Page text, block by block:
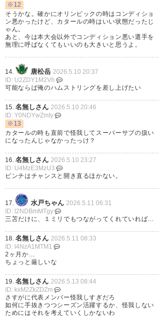
🎥：
@UNEXT_footballpic.twitter.co
m/yUXiHN9Bwk
— GOAL Japan
(@GoalJP_Official)May 10,
2026
846U-名無しさん 2026/05/10(日) 00:44:32 ID:ogMMpk8Y0
>>837
こりゃガチで無理だわ
来季の開幕に間に合うかどうか
854 U-名無しさん2026/05/10(日) 00:45:25 ID:VQ5SFrvm0
>>837
タケがやったときと同じリアクションなんだよな
いたんでそのまま倒れこむ
915 U-名無しさん 2026/05/10(日) 01:28:16 ID:mMWHcI270
相馬呼べよ
849 U-名無しさん 2026/05/10(日) 00:44:44 ID:yAby8V88M
なんで２－０で怪我すんねん・・・
※12
そうかな。確かにオリンピックの時はコンディショ
ン悪かったけど、カタールの時はいい状態だったじ
ゃん。
あと、今は本大会以外でコンディション悪い選手を
無理に呼ばなくてもいいのも大きいと思うよ。
14. 唐松岳 2026.5.10 20:37
ID: U2ZDY1M2Vh
可能ならば俺のハムストリングを差し上げたい
15. 名無しさん 2026.5.10 20:46
ID: Y0NDYwZmIy
※13
カタールの時も直前で怪我してスーパーサブの扱い
になったんじゃなかったっけ？
16. 名無しさん 2026.5.10 23:27
ID: U4MzE3MzU3
ピンチはチャンスと開き直るほかない。
17. 水戸ちゃん 2026.5.11 06:31
ID: I2NDBmMTgy
三苫だけに、１ミリでもつながってくれていれば…
18. 名無しさん 2026.5.11 08:33
ID: I4NzA1MTM1
2ヶ月か…
ちょっと厳しいな
19. 名無しさん 2026.5.13 08:44
ID: kxM2ZkZDZm
さすがに代表メンバー怪我しすぎだろ
如何に手抜きつつシーズン活躍するか、怪我しない
ためにはそれを考えていくしかないわ